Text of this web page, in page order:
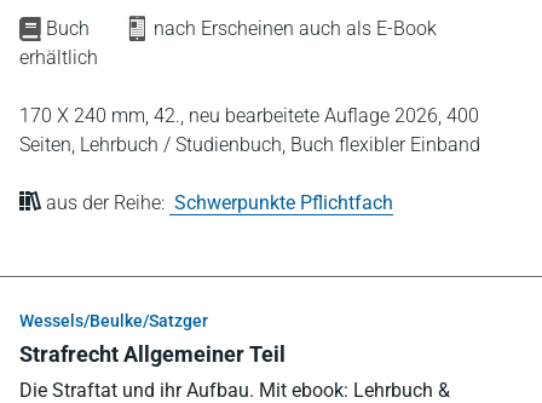
Buch
nach Erscheinen auch als E-Book
erhältlich
170 X 240 mm, 42., neu bearbeitete Auflage 2026, 400
Seiten, Lehrbuch / Studienbuch, Buch flexibler Einband
aus der Reihe: Schwerpunkte Pflichtfach
Wessels/Beulke/Satzger
Strafrecht Allgemeiner Teil
Die Straftat und ihr Aufbau. Mit ebook: Lehrbuch &